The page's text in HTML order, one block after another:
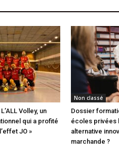
Volley, un
qui a profité
JO »
Non classé
Dossier
écoles privées
alternative
marchande ?